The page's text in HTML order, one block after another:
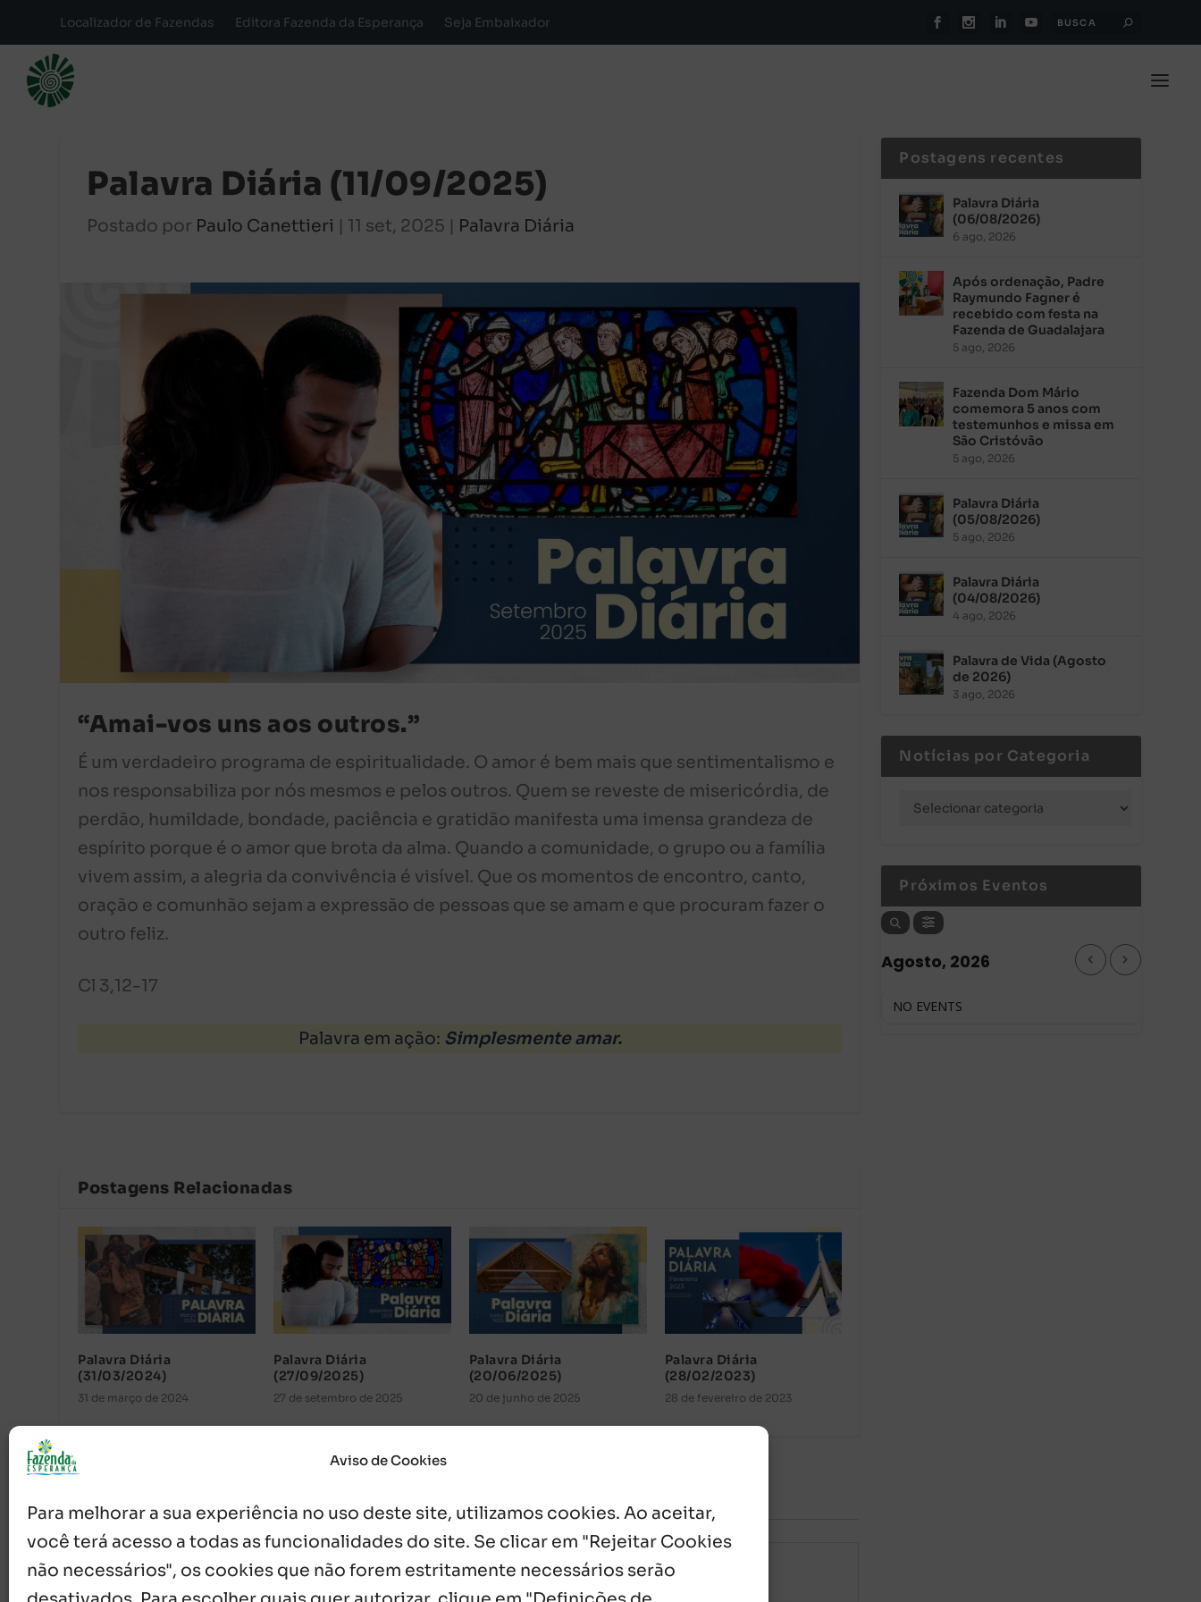
Aviso de Cookies
Para melhorar a sua experiência no uso deste site, utilizamos cookies. Ao aceitar,
você terá acesso a todas as funcionalidades do site. Se clicar em "Rejeitar Cookies
não necessários", os cookies que não forem estritamente necessários serão
Localizador de Fazendas Editora Fazenda da Esperança Seja Embaixador
Palavra Diária (11/09/2025)
Postado por Paulo Canettieri | 11 set, 2025 | Palavra Diária
“Amai-vos uns aos outros.”
É um verdadeiro programa de espiritualidade. O amor é bem mais que sentimentalismo e
nos responsabiliza por nós mesmos e pelos outros. Quem se reveste de misericórdia, de
perdão, humildade, bondade, paciência e gratidão manifesta uma imensa grandeza de
espírito porque é o amor que brota da alma. Quando a comunidade, o grupo ou a família
vivem assim, a alegria da convivência é visível. Que os momentos de encontro, canto,
oração e comunhão sejam a expressão de pessoas que se amam e que procuram fazer o
outro feliz.
Cl 3,12-17
Palavra em ação: Simplesmente amar.
Postagens Relacionadas
Palavra Diária
(31/03/2024)
31 de março de 2024
Palavra Diária
(27/09/2025)
27 de setembro de 2025
Palavra Diária
(20/06/2025)
20 de junho de 2025
Palavra Diária
(28/02/2023)
28 de fevereiro de 2023
Postagens recentes
Palavra Diária
(06/08/2026)
6 ago, 2026
Após ordenação, Padre
Raymundo Fagner é
recebido com festa na
Fazenda de Guadalajara
5 ago, 2026
Fazenda Dom Mário
comemora 5 anos com
testemunhos e missa em
São Cristóvão
5 ago, 2026
Palavra Diária
(05/08/2026)
5 ago, 2026
Palavra Diária
(04/08/2026)
4 ago, 2026
Palavra de Vida (Agosto
de 2026)
3 ago, 2026
Notícias por Categoria
Próximos Eventos
Agosto, 2026
NO EVENTS